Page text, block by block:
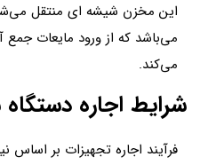
این مخزن شیشه ای منتقل
می‌باشد که از ورود مایعات
می‌کند.
شرایط اجاره
فرآیند اجاره تجهیزات بر اساس